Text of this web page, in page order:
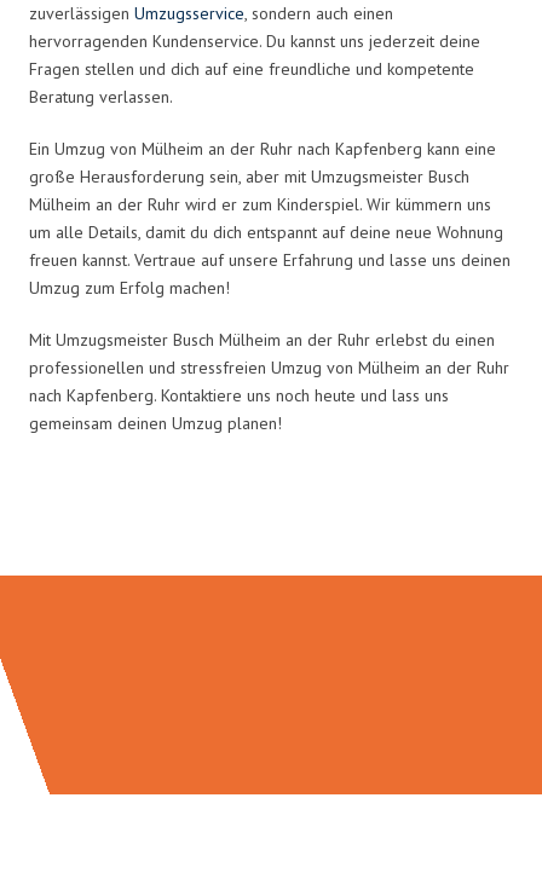
zuverlässigen Umzugsservice, sondern auch einen
hervorragenden Kundenservice. Du kannst uns jederzeit deine
Fragen stellen und dich auf eine freundliche und kompetente
Beratung verlassen.
Ein Umzug von Mülheim an der Ruhr nach Kapfenberg kann eine
große Herausforderung sein, aber mit Umzugsmeister Busch
Mülheim an der Ruhr wird er zum Kinderspiel. Wir kümmern uns
um alle Details, damit du dich entspannt auf deine neue Wohnung
freuen kannst. Vertraue auf unsere Erfahrung und lasse uns deinen
Umzug zum Erfolg machen!
Mit Umzugsmeister Busch Mülheim an der Ruhr erlebst du einen
professionellen und stressfreien Umzug von Mülheim an der Ruhr
nach Kapfenberg. Kontaktiere uns noch heute und lass uns
gemeinsam deinen Umzug planen!